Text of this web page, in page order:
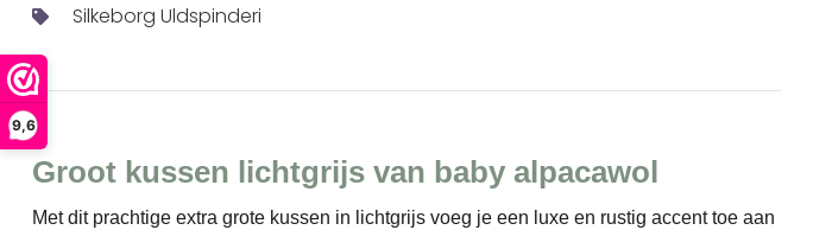
9,6
Silkeborg Uldspinderi
Groot kussen lichtgrijs van baby alpacawol
Met dit prachtige extra grote kussen in lichtgrijs voeg je een luxe en rustig accent toe aan